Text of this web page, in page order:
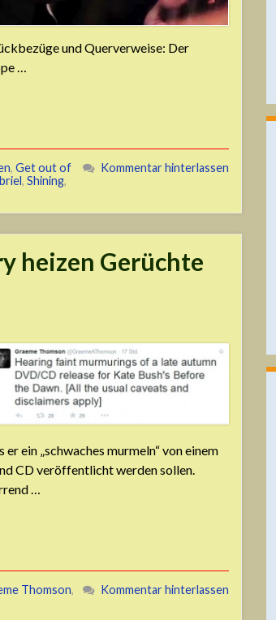
und Querverweise: Der
…
, Get out of
, Shining,
Kommentar hinterlassen
heizen Gerüchte
ein „schwaches murmeln“ von einem
CD veröffentlicht werden sollen.
…
Thomson,
Kommentar hinterlassen